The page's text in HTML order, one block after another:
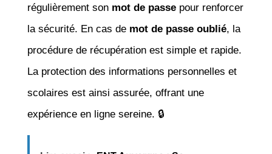
régulièrement son mot de passepour renforcer
la sécurité. En cas de mot de passe oublié, la
procédure de récupération est simple et rapide.
La protection des informations personnelles et
scolaires est ainsi assurée, offrant une
expérience en ligne sereine. 🔒